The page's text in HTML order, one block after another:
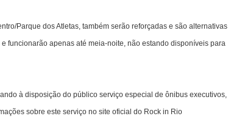
Parque dos Atletas, também serão reforçadas e são alternativas
funcionarão apenas até meia-noite, não estando disponíveis para
à disposição do público serviço especial de ônibus executivos,
sobre este serviço no site oficial do Rock in Rio